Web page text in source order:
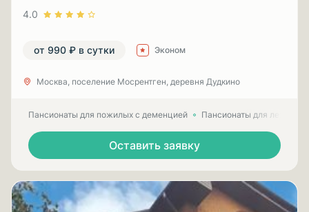
4.0
от 990 ₽ в сутки Эконом
Москва, поселение Мосрентген, деревня Дудкино
Пансионаты для пожилых с деменцией Пансионаты для
Оставить заявку